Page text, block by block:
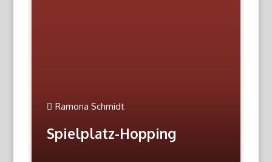
Ramona Schmidt
Spielplatz-Hopping